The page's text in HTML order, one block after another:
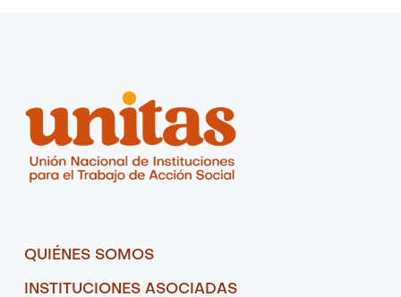
QUIÉNES SOMOS
INSTITUCIONES ASOCIADAS